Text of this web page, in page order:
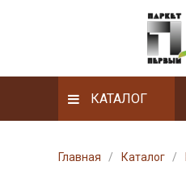
КАТАЛОГ
Главная Каталог